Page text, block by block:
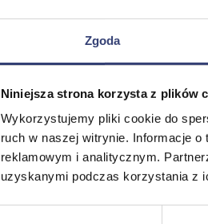
Zgoda
Niniejsza strona korzysta z plików
Wykorzystujemy pliki cookie do
ruch w naszej witrynie. Informacje
reklamowym i analitycznym.
uzyskanymi podczas korzystania z